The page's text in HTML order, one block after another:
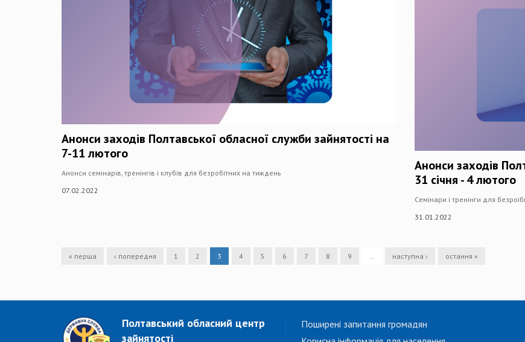
Анонси заходів Полтавської обласної служби зайнятості на
7-11 лютого
Анонси семінарів, тренінгів і клубів для безробітних на тиждень
07.02.2022
Анонси заходів
31 січня - 4 лютого
Семінари і тренінги для
31.01.2022
« перша ‹ попередня 1 2 3 4 5 6 7 8 9 наступна › остання »
Полтавський обласний центр
зайнятості
Поширені запитання громадян